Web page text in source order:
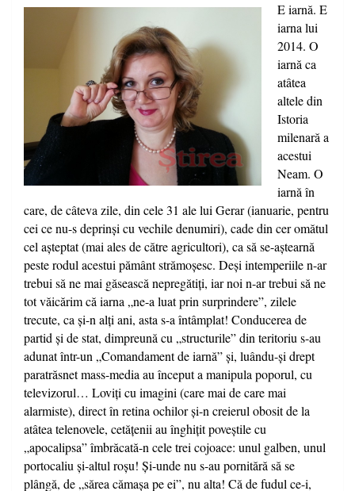
E iarnă. E
iarna lui
2014. O
iarnă ca
atâtea
altele din
Istoria
milenară a
acestui
Neam. O
iarnă în
care, de câteva zile, din cele 31 ale lui Gerar (ianuarie, pentru
cei ce nu-s deprinşi cu vechile denumiri), cade din cer omătul
cel aşteptat (mai ales de către agricultori), ca să se-aştearnă
peste rodul acestui pământ strămoşesc. Deşi intemperiile n-ar
trebui să ne mai găsească nepregătiţi, iar noi n-ar trebui să ne
tot văicărim că iarna „ne-a luat prin surprindere”, zilele
trecute, ca şi-n alţi ani, asta s-a întâmplat! Conducerea de
partid şi de stat, dimpreună cu „structurile” din teritoriu s-au
adunat într-un „Comandament de iarnă” şi, luându-şi drept
paratrăsnet mass-media au început a manipula poporul, cu
televizorul… Loviţi cu imagini (care mai de care mai
alarmiste), direct în retina ochilor şi-n creierul obosit de la
atâtea telenovele, cetăţenii au înghiţit poveştile cu
„apocalipsa” îmbrăcată-n cele trei cojoace: unul galben, unul
portocaliu şi-altul roşu! Şi-unde nu s-au pornitără să se
plângă, de „sărea cămaşa pe ei”, nu alta! Că de fudul ce-i,